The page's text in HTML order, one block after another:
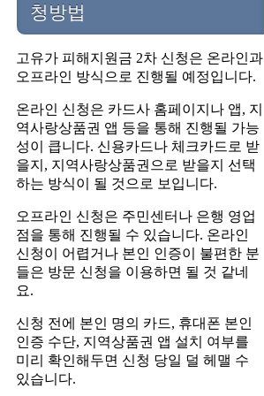
청방법
고유가 피해지원금 2차 신청은 온라인과
오프라인 방식으로 진행될 예정입니다.
온라인 신청은 카드사 홈페이지나 앱, 지
역사랑상품권 앱 등을 통해 진행될 가능
성이 큽니다. 신용카드나 체크카드로 받
을지, 지역사랑상품권으로 받을지 선택
하는 방식이 될 것으로 보입니다.
오프라인 신청은 주민센터나 은행 영업
점을 통해 진행될 수 있습니다. 온라인
신청이 어렵거나 본인 인증이 불편한 분
들은 방문 신청을 이용하면 될 것 같네
요.
신청 전에 본인 명의 카드, 휴대폰 본인
인증 수단, 지역상품권 앱 설치 여부를
미리 확인해두면 신청 당일 덜 헤맬 수
있습니다.